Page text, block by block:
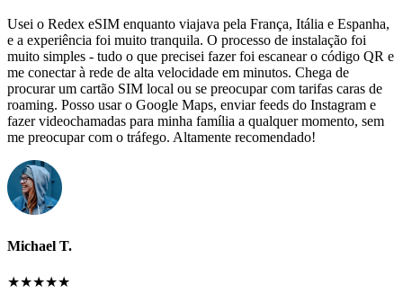
Usei o Redex eSIM enquanto viajava pela França, Itália e Espanha,
e a experiência foi muito tranquila. O processo de instalação foi
muito simples - tudo o que precisei fazer foi escanear o código QR e
me conectar à rede de alta velocidade em minutos. Chega de
procurar um cartão SIM local ou se preocupar com tarifas caras de
roaming. Posso usar o Google Maps, enviar feeds do Instagram e
fazer videochamadas para minha família a qualquer momento, sem
me preocupar com o tráfego. Altamente recomendado!
Michael T.
★★★★★